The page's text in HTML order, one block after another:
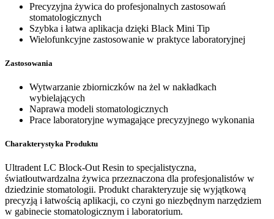
Precyzyjna żywica do profesjonalnych zastosowań
stomatologicznych
Szybka i łatwa aplikacja dzięki Black Mini Tip
Wielofunkcyjne zastosowanie w praktyce laboratoryjnej
Zastosowania
Wytwarzanie zbiorniczków na żel w nakładkach
wybielających
Naprawa modeli stomatologicznych
Prace laboratoryjne wymagające precyzyjnego wykonania
Charakterystyka Produktu
Ultradent LC Block-Out Resin to specjalistyczna,
światłoutwardzalna żywica przeznaczona dla profesjonalistów w
dziedzinie stomatologii. Produkt charakteryzuje się wyjątkową
precyzją i łatwością aplikacji, co czyni go niezbędnym narzędziem
w gabinecie stomatologicznym i laboratorium.